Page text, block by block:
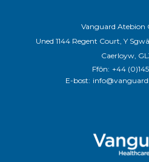
Vanguard Atebion
Uned 1144 Regent Court, Y
Caerloyw,
Ffôn: +44
E-bost: